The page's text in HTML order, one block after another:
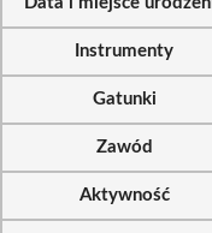
Instrumenty
Gatunki
Zawód
Aktywność